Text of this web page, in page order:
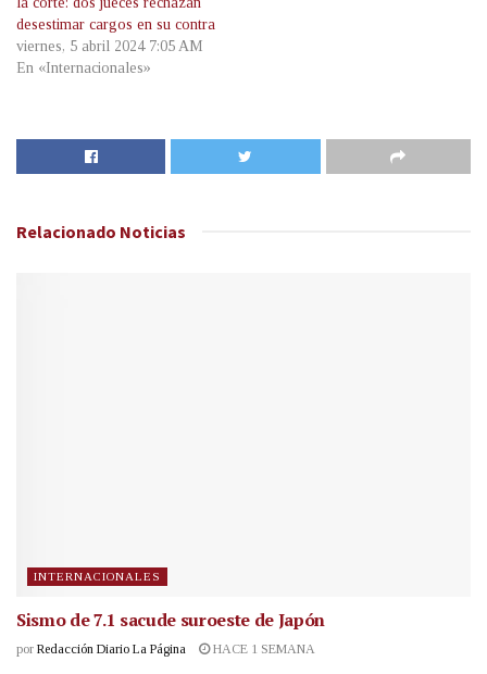
desestimar cargos en su contra
viernes, 5 abril 2024 7:05 AM
En «Internacionales»
Relacionado Noticias
INTERNACIONALES
Sismo de 7.1 sacude suroeste de Japón
por Redacción Diario La Página HACE 1 SEMANA